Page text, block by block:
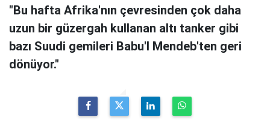
"Bu hafta Afrika'nın çevresinden çok daha
uzun bir güzergah kullanan altı tanker gibi
bazı Suudi gemileri Babu'l Mendeb'ten geri
dönüyor."